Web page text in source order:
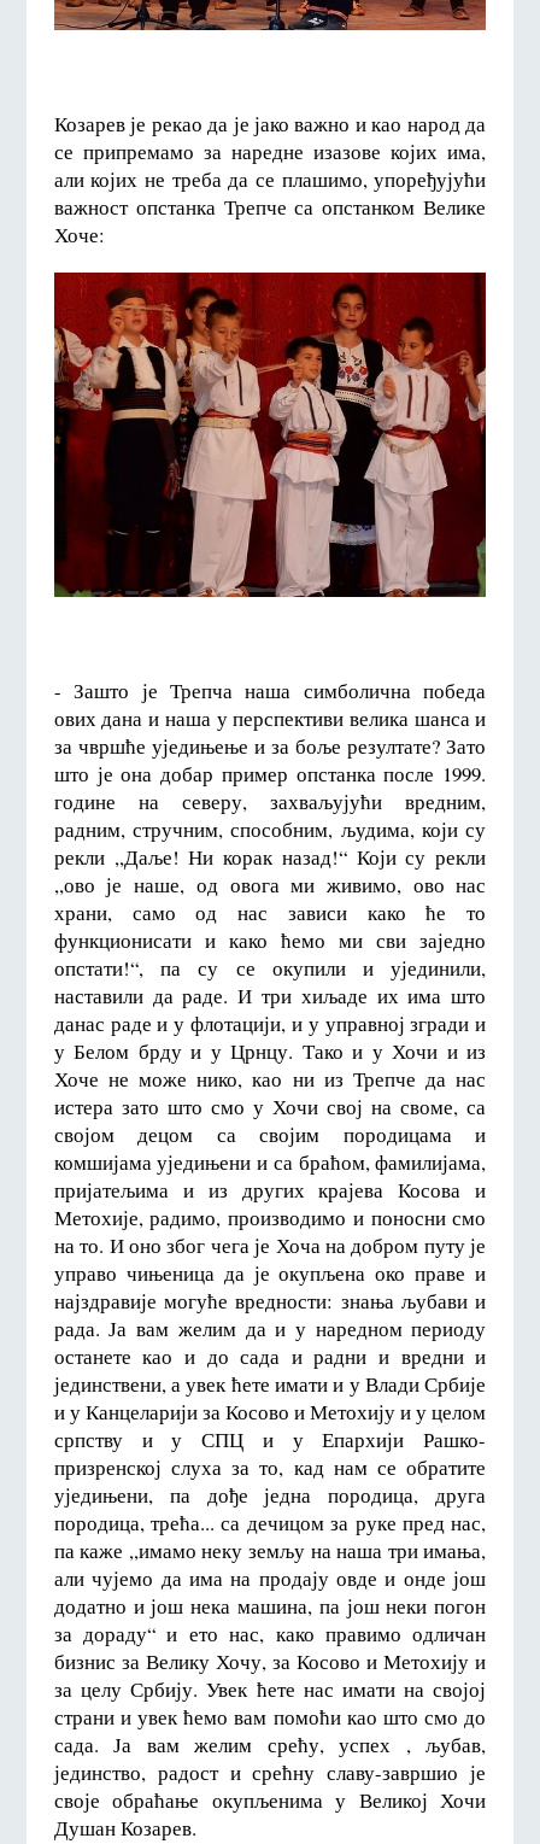
Козарев је рекао да је јако важно и као народ да
се припремамо за наредне изазове којих има,
али којих не треба да се плашимо, упоређујући
важност опстанка Трепче са опстанком Велике
Хоче:
- Зашто је Трепча наша симболична победа
ових дана и наша у перспективи велика шанса и
за чвршће уједињење и за боље резултате? Зато
што је она добар пример опстанка после 1999.
године на северу, захваљујући вредним,
радним, стручним, способним, људима, који су
рекли ,,Даље! Ни корак назад!“ Који су рекли
,,ово је наше, од овога ми живимо, ово нас
храни, само од нас зависи како ће то
функционисати и како ћемо ми сви заједно
опстати!“, па су се окупили и ујединили,
наставили да раде. И три хиљаде их има што
данас раде и у флотацији, и у управној згради и
у Белом брду и у Црнцу. Тако и у Хочи и из
Хоче не може нико, као ни из Трепче да нас
истера зато што смо у Хочи свој на своме, са
својом децом са својим породицама и
комшијама уједињени и са браћом, фамилијама,
пријатељима и из других крајева Косова и
Метохије, радимо, производимо и поносни смо
на то. И оно због чега је Хоча на добром путу је
управо чињеница да је окупљена око праве и
најздравије могуће вредности: знања љубави и
рада. Ја вам желим да и у наредном периоду
останете као и до сада и радни и вредни и
јединствени, а увек ћете имати и у Влади Србије
и у Канцеларији за Косово и Метохију и у целом
српству и у СПЦ и у Епархији Рашко-
призренској слуха за то, кад нам се обратите
уједињени, па дође једна породица, друга
породица, трећа... са дечицом за руке пред нас,
па каже ,,имамо неку земљу на наша три имања,
али чујемо да има на продају овде и онде још
додатно и још нека машина, па још неки погон
за дораду“ и ето нас, како правимо одличан
бизнис за Велику Хочу, за Косово и Метохију и
за целу Србију. Увек ћете нас имати на својој
страни и увек ћемо вам помоћи као што смо до
сада. Ја вам желим срећу, успех , љубав,
јединство, радост и срећну славу-завршио је
своје обраћање окупљенима у Великој Хочи
Душан Козарев.